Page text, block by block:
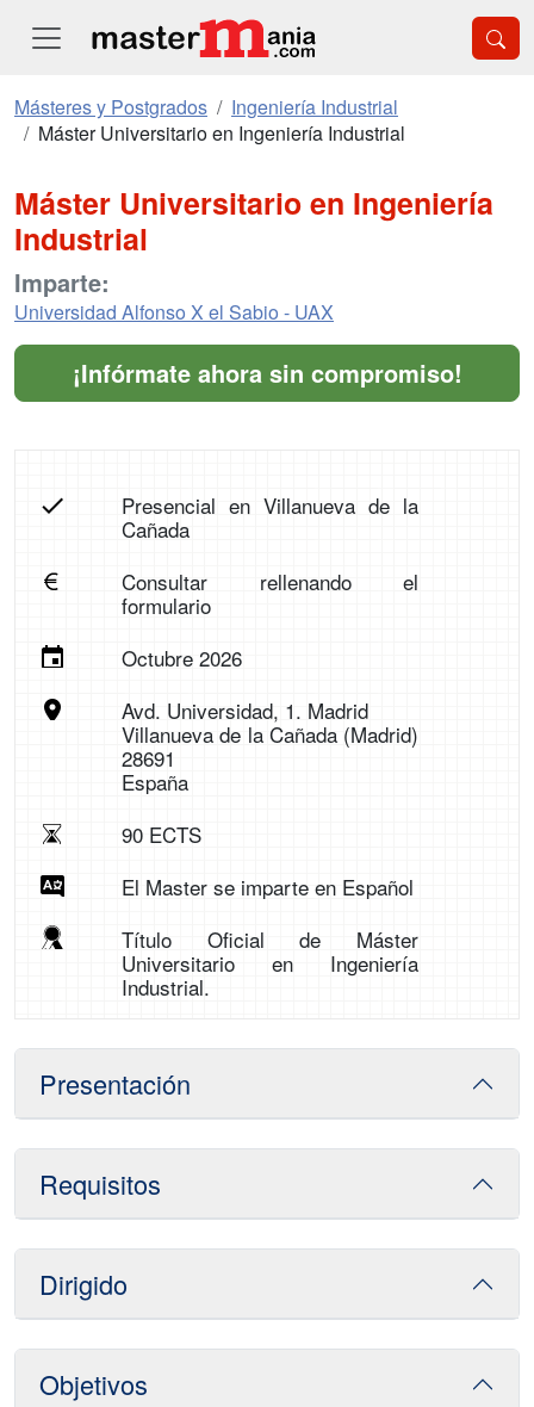
Másteres y Postgrados
Ingeniería Industrial
Máster Universitario en Ingeniería Industrial
Máster Universitario en Ingeniería
Industrial
Imparte:
Universidad Alfonso X el Sabio - UAX
¡Infórmate ahora sin compromiso!
Presencial en Villanueva de la
Cañada
Consultar rellenando el
formulario
Octubre 2026
Avd. Universidad, 1. Madrid
Villanueva de la Cañada (Madrid)
28691
España
90 ECTS
El Master se imparte en Español
Título Oficial de Máster
Universitario en Ingeniería
Industrial.
Presentación
Requisitos
Dirigido
Objetivos